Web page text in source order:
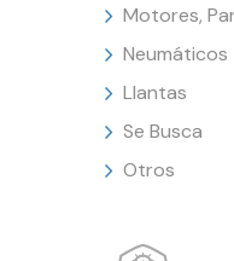
Motores,
Neumáticos
Llantas
Se Busca
Otros